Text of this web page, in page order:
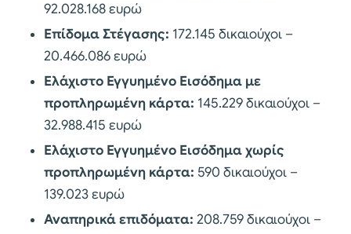
92.028.168 ευρώ
Επίδομα Στέγασης: 172.145 δικαιούχοι –
20.466.086 ευρώ
Ελάχιστο Εγγυημένο Εισόδημα με
προπληρωμένη κάρτα: 145.229 δικαιούχοι –
32.988.415 ευρώ
Ελάχιστο Εγγυημένο Εισόδημα χωρίς
προπληρωμένη κάρτα: 590 δικαιούχοι –
139.023 ευρώ
Αναπηρικά επιδόματα: 208.759 δικαιούχοι –